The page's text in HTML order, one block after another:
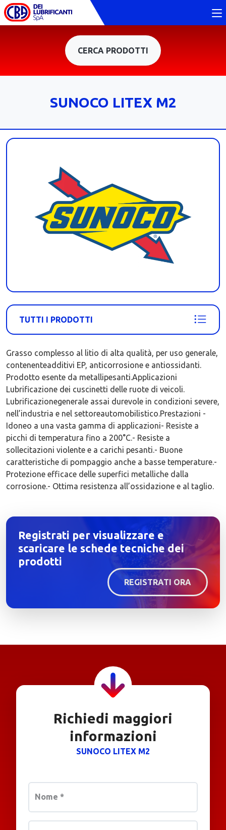
CERCA PRODOTTI
SUNOCO LITEX M2
TUTTI I PRODOTTI
Grasso complesso al litio di alta qualità, per uso generale,
contenenteadditivi EP, anticorrosione e antiossidanti.
Prodotto esente da metallipesanti.Applicazioni
Lubrificazione dei cuscinetti delle ruote di veicoli.
Lubrificazionegenerale assai durevole in condizioni severe,
nell’industria e nel settoreautomobilistico.Prestazioni -
Idoneo a una vasta gamma di applicazioni- Resiste a
picchi di temperatura fino a 200°C.- Resiste a
sollecitazioni violente e a carichi pesanti.- Buone
caratteristiche di pompaggio anche a basse temperature.-
Protezione efficace delle superfici metalliche dalla
corrosione.- Ottima resistenza all’ossidazione e al taglio.
Registrati per visualizzare e
scaricare le schede tecniche dei
prodotti
REGISTRATI ORA
Richiedi maggiori
informazioni
SUNOCO LITEX M2
Nome *